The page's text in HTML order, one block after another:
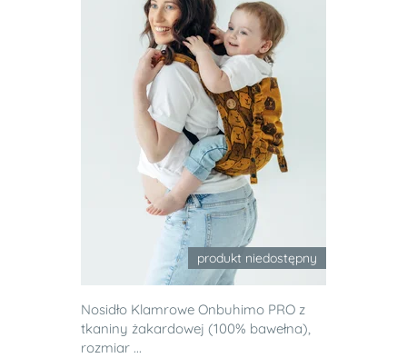
produkt niedostępny
Nosidło Klamrowe Onbuhimo PRO z
tkaniny żakardowej (100% bawełna),
rozmiar ...